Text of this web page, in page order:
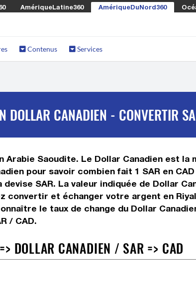
AmériqueLatine360 AmériqueDuNord360
Contenus Services
DOLLAR CANADIEN - CONVERTIR
Arabie Saoudite. Le Dollar Canadien est la
pour savoir combien fait 1 SAR en
SAR. La valeur indiquée de Dollar
convertir et échanger votre argent en
le taux de change du Dollar
/ CAD.
DOLLAR CANADIEN / SAR => CAD